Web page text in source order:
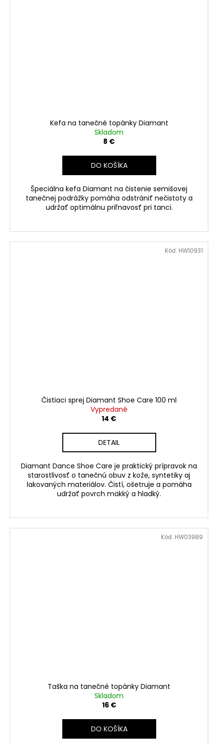
Kefa na tanečné topánky Diamant
Skladom
8 €
DO KOŠÍKA
Špeciálna kefa Diamant na čistenie semišovej
tanečnej podrážky pomáha odstrániť nečistoty a
udržať optimálnu priľnavosť pri tanci.
Čistiaci sprej Diamant Shoe Care 100 ml
Vypredané
14 €
DETAIL
Diamant Dance Shoe Care je praktický prípravok na
starostlivosť o tanečnú obuv z kože, syntetiky aj
lakovaných materiálov. Čistí, ošetruje a pomáha
udržať povrch mäkký a hladký.
Kód: HW10931
Taška na tanečné topánky Diamant
Skladom
16 €
DO KOŠÍKA
Kód: HW03989